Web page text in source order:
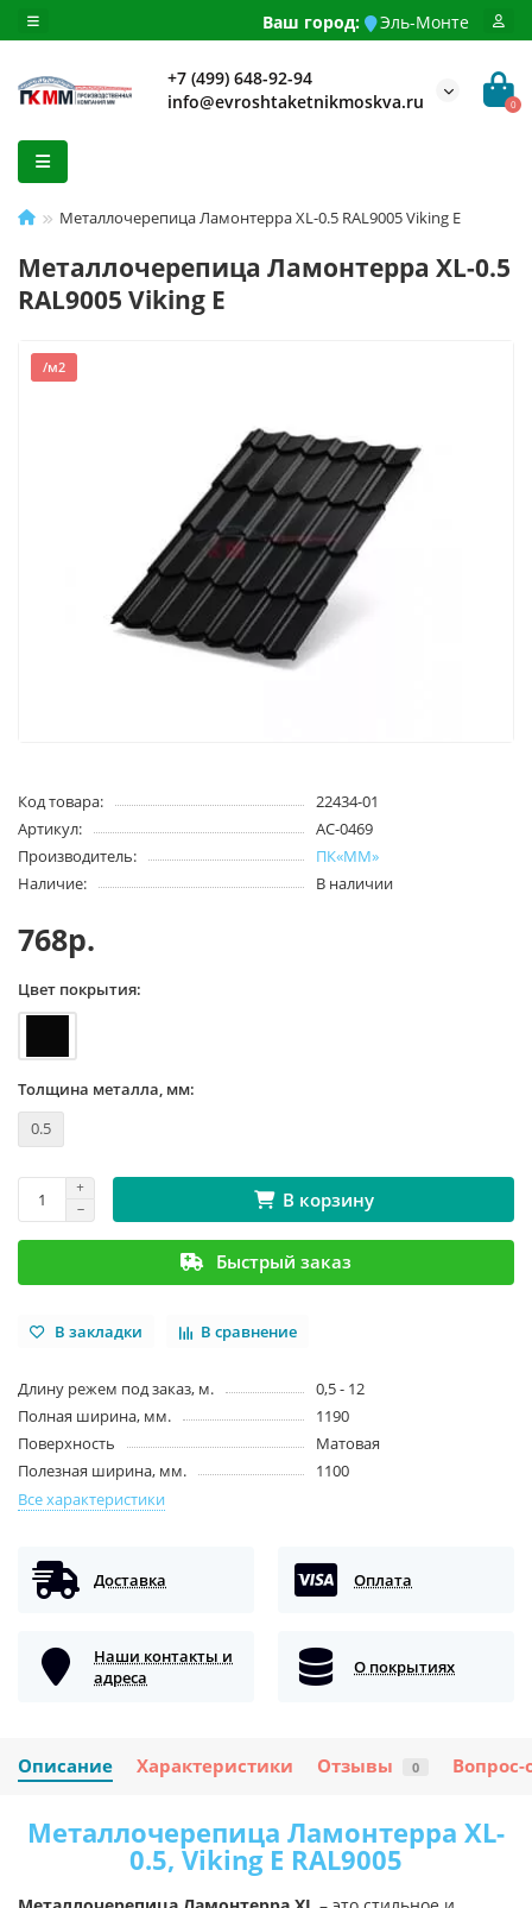
Ваш город: Эль-Монте
+7 (499) 648-92-94
info@evroshtaketnikmoskva.ru
0
Металлочерепица Ламонтерра XL-0.5 RAL9005 Viking E
Металлочерепица Ламонтерра XL-0.5
RAL9005 Viking E
/м2
Код товара:
22434-01
Артикул:
АС-0469
Производитель:
ПК«ММ»
Наличие:
В наличии
768р.
Цвет покрытия:
Толщина металла, мм:
0.5
В корзину
Быстрый заказ
В закладки В сравнение
Длину режем под заказ, м.
0,5 - 12
Полная ширина, мм.
1190
Поверхность
Матовая
Полезная ширина, мм.
1100
Все характеристики
Доставка Оплата
Наши контакты и
адреса
О покрытиях
Описание Характеристики Отзывы 0 Вопрос-
Металлочерепица Ламонтерра XL-
0.5, Viking E RAL9005